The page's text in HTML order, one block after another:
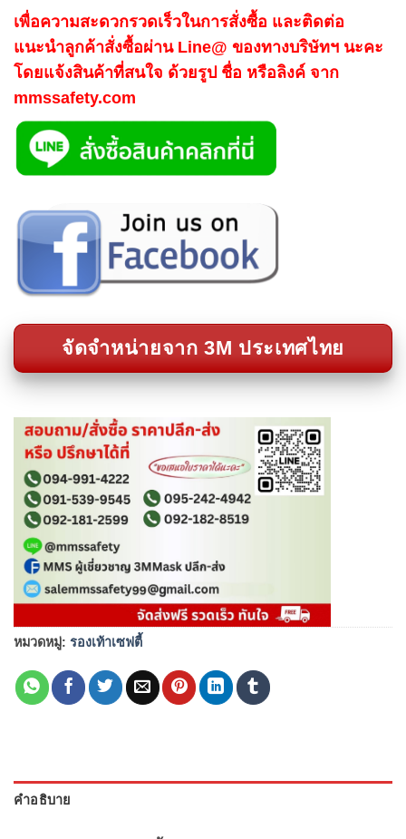
เพื่อความสะดวกรวดเร็วในการสั่งซื้อ และติดต่อ
แนะนำลูกค้าสั่งซื้อผ่าน Line@ ของทางบริษัทฯ นะคะ
โดยแจ้งสินค้าที่สนใจ ด้วยรูป ชื่อ หรือลิงค์ จาก
mmssafety.com
จัดจำหน่ายจาก 3M ประเทศไทย
หมวดหมู่: รองเท้าเซฟตี้
คำอธิบาย